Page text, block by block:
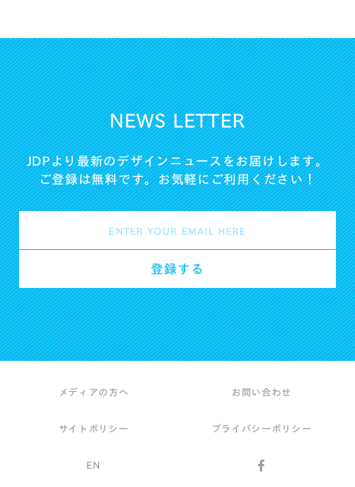
NEWS LETTER
JDPより最新のデザインニュースをお届けします。
ご登録は無料です。お気軽にご利用ください！
メディアの方へ お問い合わせ
サイトポリシー プライバシーポリシー
EN